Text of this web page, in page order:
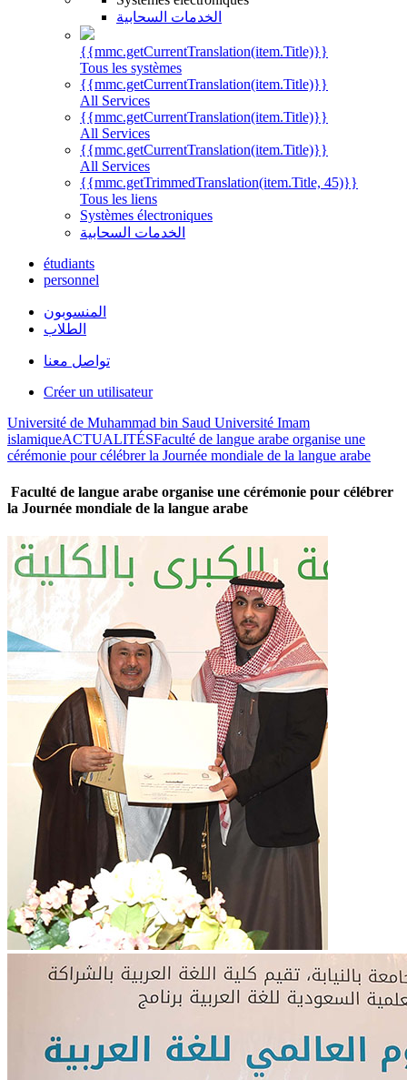
الخدمات السحابية
{{mmc.getCurrentTranslation(item.Title)}}
Tous les systèmes
{{mmc.getCurrentTranslation(item.Title)}}
All Services
{{mmc.getCurrentTranslation(item.Title)}}
All Services
{{mmc.getCurrentTranslation(item.Title)}}
All Services
{{mmc.getTrimmedTranslation(item.Title, 45)}}
Tous les liens
Systèmes électroniques
الخدمات السحابية
étudiants
personnel
المنسوبون
الطلاب
تواصل معنا
Créer un utilisateur
Université de Muhammad bin Saud Université Imam
islamiqueACTUALITÉSFaculté de langue arabe organise une
cérémonie pour célébrer la Journée mondiale de la langue arabe
Faculté de langue arabe organise une cérémonie pour célébrer
la Journée mondiale de la langue arabe